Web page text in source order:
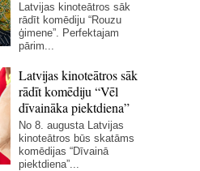
Latvijas kinoteātros sāk
rādīt komēdiju “Rouzu
ģimene”. Perfektajam
pārim...
Latvijas kinoteātros sāk
rādīt komēdiju “Vēl
dīvaināka piektdiena”
No 8. augusta Latvijas
kinoteātros būs skatāms
komēdijas “Dīvainā
piektdiena”...